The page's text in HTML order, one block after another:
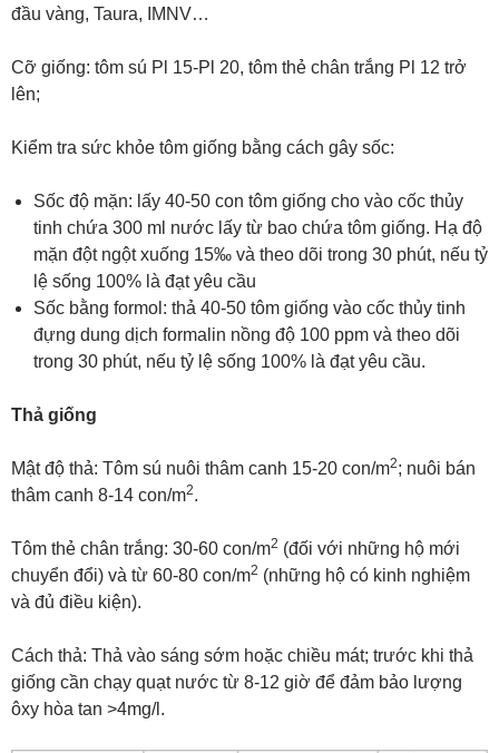
đầu vàng, Taura, IMNV…
Cỡ giống: tôm sú Pl 15-Pl 20, tôm thẻ chân trắng Pl 12 trở
lên;
Kiểm tra sức khỏe tôm giống bằng cách gây sốc:
Sốc độ mặn: lấy 40-50 con tôm giống cho vào cốc thủy
tinh chứa 300 ml nước lấy từ bao chứa tôm giống. Hạ độ
mặn đột ngột xuống 15‰ và theo dõi trong 30 phút, nếu tỷ
lệ sống 100% là đạt yêu cầu
Sốc bằng formol: thả 40-50 tôm giống vào cốc thủy tinh
đựng dung dịch formalin nồng độ 100 ppm và theo dõi
trong 30 phút, nếu tỷ lệ sống 100% là đạt yêu cầu.
Thả giống
Mật độ thả: Tôm sú nuôi thâm canh 15-20 con/m2; nuôi bán
thâm canh 8-14 con/m2.
Tôm thẻ chân trắng: 30-60 con/m2 (đối với những hộ mới
chuyển đổi) và từ 60-80 con/m2 (những hộ có kinh nghiệm
và đủ điều kiện).
Cách thả: Thả vào sáng sớm hoặc chiều mát; trước khi thả
giống cần chạy quạt nước từ 8-12 giờ để đảm bảo lượng
ôxy hòa tan >4mg/l.